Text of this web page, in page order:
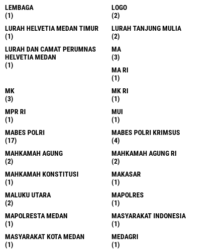
LEMBAGA
(1)
LOGO
(2)
LURAH HELVETIA MEDAN TIMUR
(1)
LURAH TANJUNG MULIA
(2)
LURAH DAN CAMAT PERUMNAS
HELVETIA MEDAN
(1)
MA
(3)
MA RI
(1)
MK
(3)
MK RI
(1)
MPR RI
(1)
MUI
(1)
MABES POLRI
(17)
MABES POLRI KRIMSUS
(4)
MAHKAMAH AGUNG
(2)
MAHKAMAH AGUNG RI
(2)
MAHKAMAH KONSTITUSI
(1)
MAKASAR
(1)
MALUKU UTARA
(2)
MAPOLRES
(1)
MAPOLRESTA MEDAN
(1)
MASYARAKAT INDONESIA
(1)
MASYARAKAT KOTA MEDAN
(1)
MEDAGRI
(1)